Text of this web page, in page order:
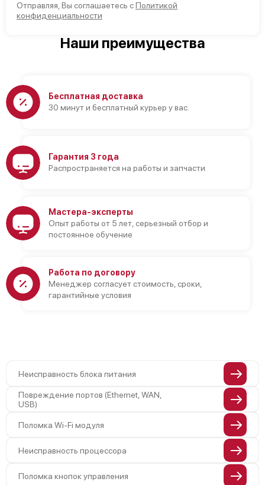
Отправляя, Вы соглашаетесь сПолитикой
конфиденциальности
Наши преимущества
Бесплатная доставка
30 минут и бесплатный курьер у вас.
Гарантия 3 года
Распространяется на работы и запчасти
Мастера-эксперты
Опыт работы от 5 лет, серьезный отбор и
постоянное обучение
Работа по договору
Менеджер согласует стоимость, сроки,
гарантийные условия
Неисправность блока питания
Повреждение портов (Ethernet, WAN,
USB)
Поломка Wi-Fi модуля
Неисправность процессора
Поломка кнопок управления